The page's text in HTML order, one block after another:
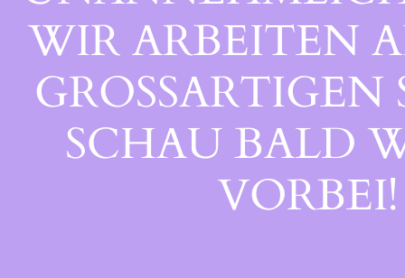
WIR ARBEITEN
GROSSARTIGEN
CHAU BALD
ORBEI!